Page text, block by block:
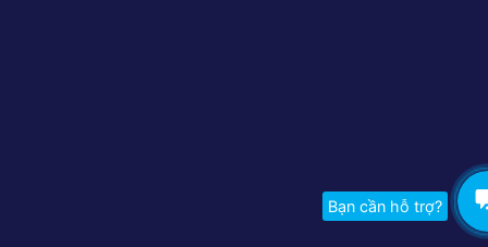
Bạn cần hỗ trợ?